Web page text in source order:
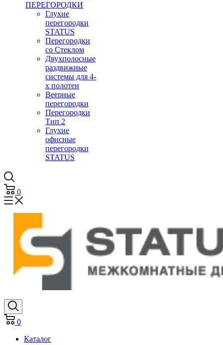
ПЕРЕГОРОДКИ
Глухие
перегородки
STATUS
Перегородки
со Стеклом
Двухполосные
раздвижные
системы для 4-
х полотен
Веерные
перегородки
Перегородки
Тип 2
Глухие
офисные
перегородки
STATUS
0
0
Каталог